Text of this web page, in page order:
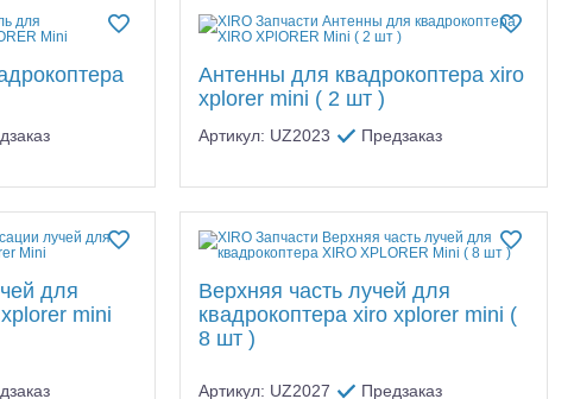
Антенны для квадрокоптера xiro
xplorer mini ( 2 шт )
Артикул: UZ2023 Предзаказ
для
mini
Верхняя часть лучей для
квадрокоптера xiro xplorer mini (
8 шт )
Артикул: UZ2027 Предзаказ